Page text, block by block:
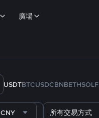
廣場
USDTBTCUSDCBNBETHSOL
CNY 所有交易方式